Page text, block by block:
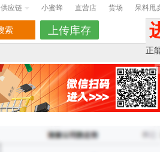
供应链 小蜜蜂 直营店 货场 呆料甩
正